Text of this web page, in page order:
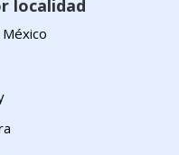
localidad